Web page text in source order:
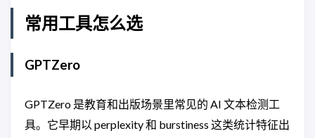
常用工具怎么选
GPTZero
GPTZero 是教育和出版场景里常见的 AI 文本检测工
具。它早期以 perplexity 和 burstiness 这类统计特征出